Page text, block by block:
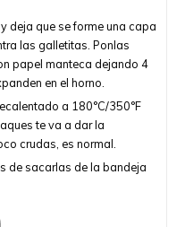
deja que se forme una capa
las galletitas. Ponlas
papel manteca dejando 4
en el horno.
a 180°C/350°F
te va a dar la
crudas, es normal.
de sacarlas de la bandeja